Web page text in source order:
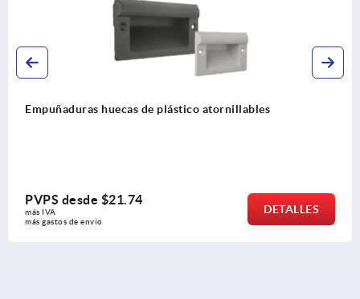
atornillables
DETALLES
Empuñaduras huecas de
PVPS desde
más gastos de envío